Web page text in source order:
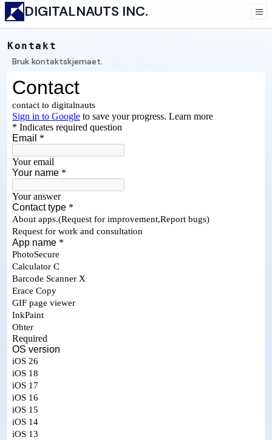
DIGITALNAUTS INC.
Kontakt
Bruk kontaktskjemaet.